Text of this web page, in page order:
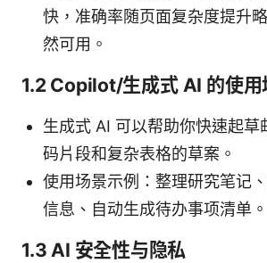
快，准确率随页面复杂度提升
然可用。
1.2 Copilot/生成式 AI 的使用
生成式 AI 可以帮助你快速起草
码片段和复杂表格的草案。
使用场景示例：整理研究笔记
信息、自动生成待办事项清单。
1.3 AI 安全性与隐私